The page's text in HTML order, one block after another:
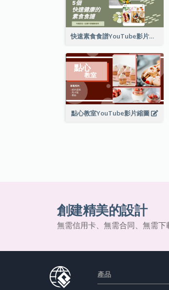
快速素食食譜YouTube影片縮圖
點心教室YouTube影片縮圖
創建精美的設計
無需信用卡、無需合同、無需下
產品